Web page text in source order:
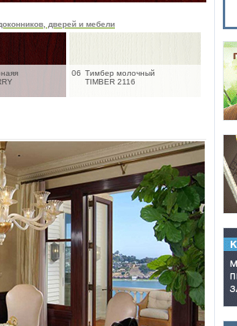
дверей и мебели
06 Тимбер молочный
TIMBER 2116